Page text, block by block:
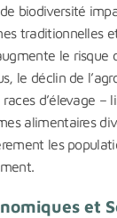
biodiversité
traditionnelles
le risque
le déclin de
d’élevage –
alimentaires
les
et